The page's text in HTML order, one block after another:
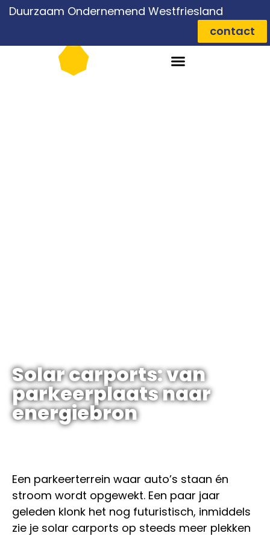
Duurzaam Ondernemend Westfriesland
contact
Solar carports: van
parkeerplaats naar
energiebron
Een parkeerterrein waar auto’s staan én
stroom wordt opgewekt. Een paar jaar
geleden klonk het nog futuristisch, inmiddels
zie je solar carports op steeds meer plekken